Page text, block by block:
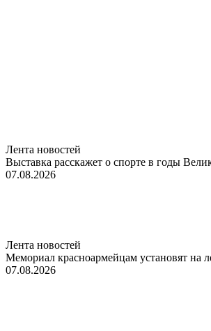
Лента новостей
Выставка расскажет о спорте в годы
07.08.2026
Лента новостей
Мемориал красноармейцам установят на
07.08.2026